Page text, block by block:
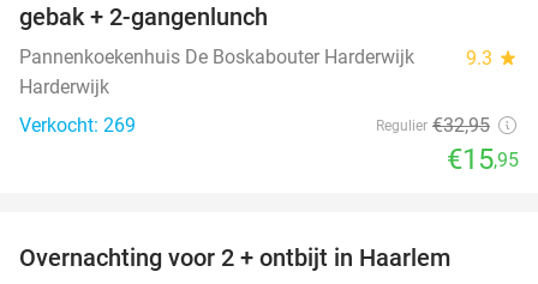
gebak + 2-gangenlunch
Pannenkoekenhuis De Boskabouter Harderwijk 9.3 star
Harderwijk
Verkocht: 269
Regulier €32,95
€15,95
Overnachting voor 2 + ontbijt in Haarlem